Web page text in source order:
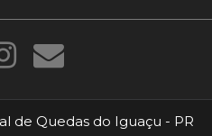
de Quedas do Iguaçu - PR